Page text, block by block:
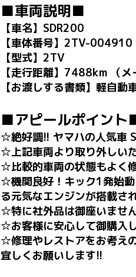
■車両説明■
【車名】SDR200
【車体番号】2TV-004910
【型式】2TV
【走行距離】7488km （メ
【お渡しする書類】軽自動
■アピールポイント
☆絶好調!! ヤマハの人気車
☆上記車両より取り外しい
☆比較的車両の状態もよく
☆機関良好！キック1発始
る元気なエンジンが搭載さ
☆特に社外品は御座いませ
☆お客様に安心して御購入
☆修理やレストアをお考え
宜しくお願いします!!